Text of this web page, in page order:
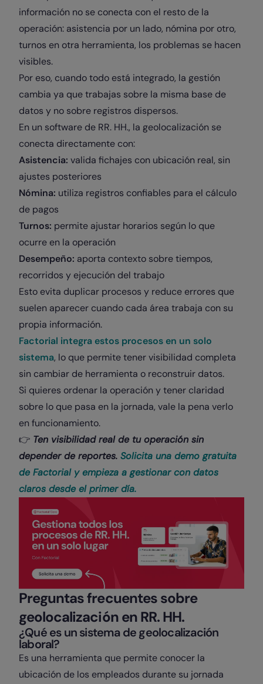
información no se conecta con el resto de la
operación: asistencia por un lado, nómina por otro,
turnos en otra herramienta, los problemas se hacen
visibles.
Por eso, cuando todo está integrado, la gestión
cambia ya que trabajas sobre la misma base de
datos y no sobre registros dispersos.
En un software de RR. HH., la geolocalización se
conecta directamente con:
Asistencia: valida fichajes con ubicación real, sin
ajustes posteriores
Nómina: utiliza registros confiables para el cálculo
de pagos
Turnos: permite ajustar horarios según lo que
ocurre en la operación
Desempeño: aporta contexto sobre tiempos,
recorridos y ejecución del trabajo
Esto evita duplicar procesos y reduce errores que
suelen aparecer cuando cada área trabaja con su
propia información.
Factorial integra estos procesos en un solo
sistema, lo que permite tener visibilidad completa
sin cambiar de herramienta o reconstruir datos.
Si quieres ordenar la operación y tener claridad
sobre lo que pasa en la jornada, vale la pena verlo
en funcionamiento.
👉 Ten visibilidad real de tu operación sin
depender de reportes. Solicita una demo gratuita
de Factorial y empieza a gestionar con datos
claros desde el primer día.
Preguntas frecuentes sobre
geolocalización en RR. HH.
¿Qué es un sistema de geolocalización
laboral?
Es una herramienta que permite conocer la
ubicación de los empleados durante su jornada